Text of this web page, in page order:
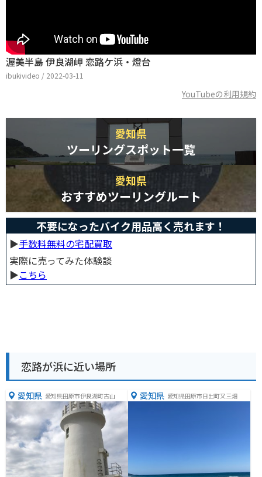
渥美半島 伊良湖岬 恋路ケ浜・燈台
ibukivideo / 2022-03-11
YouTubeの利用規約
愛知県
ツーリングスポット一覧
愛知県
おすすめツーリングルート
不要になったバイク用品高く売れます！
▶︎手数料無料の宅配買取
実際に売ってみた体験談
▶︎こちら
恋路が浜に近い場所
愛知県 愛知県田原市伊良湖町古山 愛知県 愛知県田原市日出町又三畑